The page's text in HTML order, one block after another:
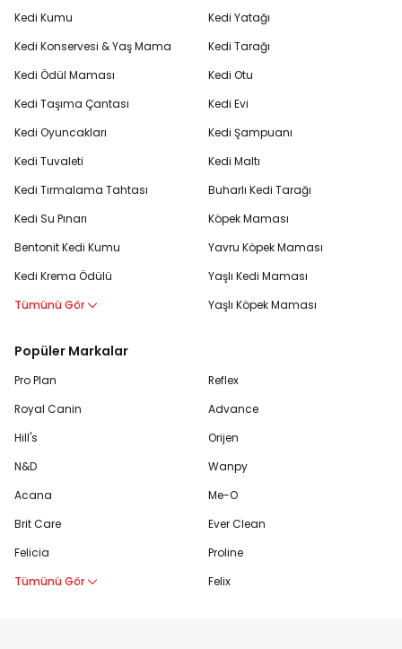
Kedi Kumu
Kedi Konservesi & Yaş Mama
Kedi Ödül Maması
Kedi Taşıma Çantası
Kedi Oyuncakları
Kedi Tuvaleti
Kedi Tırmalama Tahtası
Kedi Su Pınarı
Bentonit Kedi Kumu
Kedi Krema Ödülü
Tümünü Gör
Kedi Yatağı
Kedi Tarağı
Kedi Otu
Kedi Evi
Kedi Şampuanı
Kedi Maltı
Buharlı Kedi Tarağı
Köpek Maması
Yavru Köpek Maması
Yaşlı Kedi Maması
Yaşlı Köpek Maması
Popüler Markalar
Pro Plan
Royal Canin
Hill's
N&D
Acana
Brit Care
Felicia
Tümünü Gör
Reflex
Advance
Orijen
Wanpy
Me-O
Ever Clean
Proline
Felix